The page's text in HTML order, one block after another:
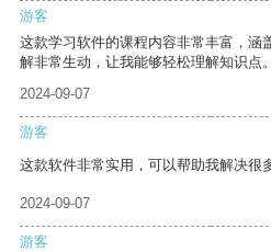
游客
这款学习软件的课程内容非常丰富，涵
解非常生动，让我能够轻松理解知识点。
2024-09-07
游客
这款软件非常实用，可以帮助我解决很
2024-09-07
游客